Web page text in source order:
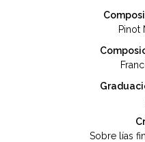
Pinot
Sobre lías